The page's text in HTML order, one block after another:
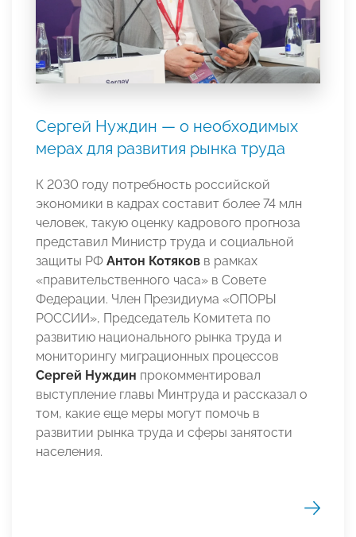
Сергей Нуждин — о необходимых
мерах для развития рынка труда
К 2030 году потребность российской
экономики в кадрах составит более 74 млн
человек, такую оценку кадрового прогноза
представил Министр труда и социальной
защиты РФ Антон Котяков в рамках
«правительственного часа» в Совете
Федерации. Член Президиума «ОПОРЫ
РОССИИ», Председатель Комитета по
развитию национального рынка труда и
мониторингу миграционных процессов
Сергей Нуждин прокомментировал
выступление главы Минтруда и рассказал о
том, какие еще меры могут помочь в
развитии рынка труда и сферы занятости
населения.